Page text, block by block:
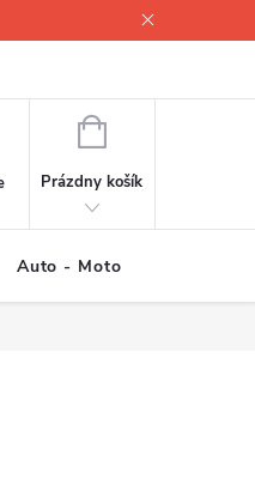
NÁKUPNÝ
Prázdny košík
Auto - Moto